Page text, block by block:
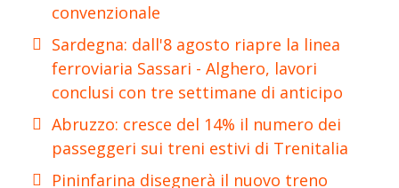
convenzionale
Sardegna: dall'8 agosto riapre la linea
ferroviaria Sassari - Alghero, lavori
conclusi con tre settimane di anticipo
Abruzzo: cresce del 14% il numero dei
passeggeri sui treni estivi di Trenitalia
Pininfarina disegnerà il nuovo treno